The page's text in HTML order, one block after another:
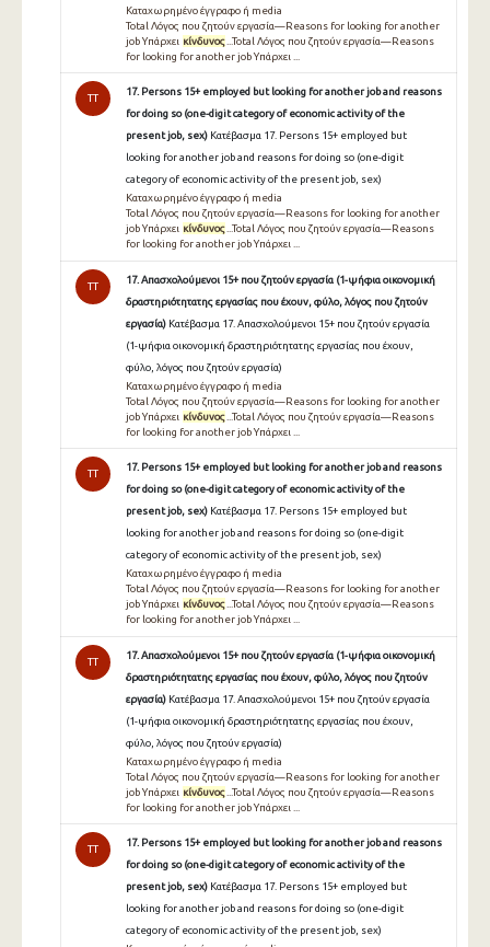
Καταχωρημένο έγγραφο ή media
Total Λόγος που ζητούν εργασία—Reasons for looking for another
job Υπάρχει κίνδυνος ...Total Λόγος που ζητούν εργασία—Reasons
for looking for another job Υπάρχει ...
TT
17. Persons 15+ employed but looking for another job and reasons
for doing so (one-digit category of economic activity of the
present job, sex) Κατέβασμα 17. Persons 15+ employed but
looking for another job and reasons for doing so (one-digit
category of economic activity of the present job, sex)
Καταχωρημένο έγγραφο ή media
Total Λόγος που ζητούν εργασία—Reasons for looking for another
job Υπάρχει κίνδυνος...Total Λόγος που ζητούν εργασία—Reasons
for looking for another job Υπάρχει ...
TT
17. Απασχολούμενοι 15+ που ζητούν εργασία (1-ψήφια οικονομική
δραστηριότητατης εργασίας που έχουν, φύλο, λόγος που ζητούν
εργασία) Κατέβασμα 17. Απασχολούμενοι 15+ που ζητούν εργασία
(1-ψήφια οικονομική δραστηριότητατης εργασίας που έχουν,
φύλο, λόγος που ζητούν εργασία)
Καταχωρημένο έγγραφο ή media
Total Λόγος που ζητούν εργασία—Reasons for looking for another
job Υπάρχει κίνδυνος ...Total Λόγος που ζητούν εργασία—Reasons
for looking for another job Υπάρχει ...
TT
17. Persons 15+ employed but looking for another job and reasons
for doing so (one-digit category of economic activity of the
present job, sex) Κατέβασμα 17. Persons 15+ employed but
looking for another job and reasons for doing so (one-digit
category of economic activity of the present job, sex)
Καταχωρημένο έγγραφο ή media
Total Λόγος που ζητούν εργασία—Reasons for looking for another
job Υπάρχει κίνδυνος...Total Λόγος που ζητούν εργασία—Reasons
for looking for another job Υπάρχει ...
TT
17. Απασχολούμενοι 15+ που ζητούν εργασία (1-ψήφια οικονομική
δραστηριότητατης εργασίας που έχουν, φύλο, λόγος που ζητούν
εργασία) Κατέβασμα 17. Απασχολούμενοι 15+ που ζητούν εργασία
(1-ψήφια οικονομική δραστηριότητατης εργασίας που έχουν,
φύλο, λόγος που ζητούν εργασία)
Καταχωρημένο έγγραφο ή media
Total Λόγος που ζητούν εργασία—Reasons for looking for another
job Υπάρχει κίνδυνος ...Total Λόγος που ζητούν εργασία—Reasons
for looking for another job Υπάρχει ...
TT
17. Persons 15+ employed but looking for another job and reasons
for doing so (one-digit category of economic activity of the
present job, sex) Κατέβασμα 17. Persons 15+ employed but
looking for another job and reasons for doing so (one-digit
category of economic activity of the present job, sex)